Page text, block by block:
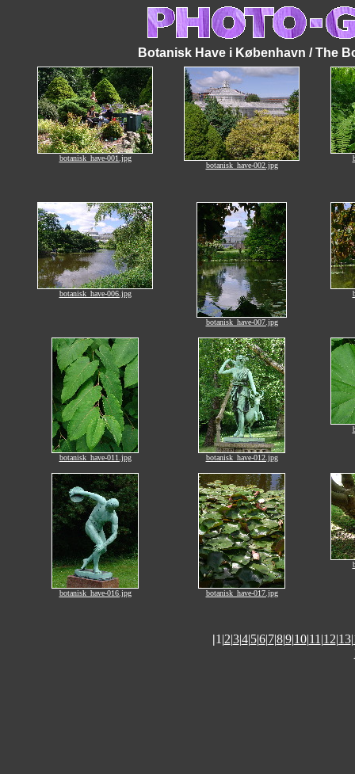
Botanisk Have i København / The
botanisk_have-001.jpg
botanisk_have-002.jpg
botanisk_have-006.jpg
botanisk_have-007.jpg
botanisk_have-011.jpg botanisk_have-012.jpg
botanisk_have-016.jpg botanisk_have-017.jpg
|1|2|3|4|5|6|7|8|9|10|11 |12|13|